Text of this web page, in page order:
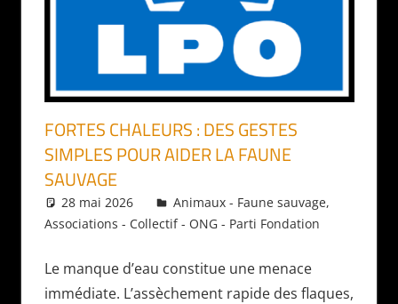
FORTES CHALEURS : DES GESTES
SIMPLES POUR AIDER LA FAUNE
SAUVAGE
28 mai 2026 Daniel
Animaux - Faune sauvage,
Associations - Collectif - ONG - Parti Fondation
Le manque d’eau constitue une menace
immédiate. L’assèchement rapide des flaques,